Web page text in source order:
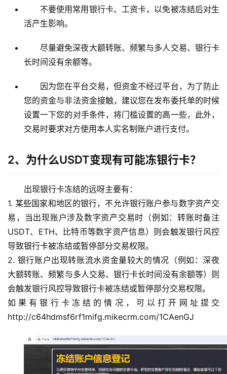
币
圈
新
闻
不要使用常用银行卡、工资卡，以免被冻结后对生
活产生影响。
尽量避免深夜大额转账、频繁与多人交易、银行卡
长时间没有余额等。
因为您在平台交易，但资金不经过平台，为了防止
您的资金与非法资金接触，建议您在发布委托单的时候
设置一下您的对手条件，将门槛设置的高一些，此外，
交易时要求对方使用本人实名制账户进行支付。
2、为什么USDT变现有可能冻银行卡？
出现银行卡冻结的远呀主要有：
1. 某些国家和地区的银行，不允许银行账户参与数字资产交
易，当出现账户涉及数字资产交易时（例如：转账时备注
USDT、ETH、比特币等数字资产信息）则会触发银行风控
导致银行卡被冻结或暂停部分交易权限。
2. 银行账户出现转账流水资金量较大的情况（例如：深夜
大额转账、频繁与多人交易、银行卡长时间没有余额等）则
会触发银行风控导致银行卡被冻结或暂停部分交易权限。
如果有银行卡冻结的情况，可以打开网址提交
http://c64hdmsf6rf1mifg.mikecrm.com/1CAenGJ